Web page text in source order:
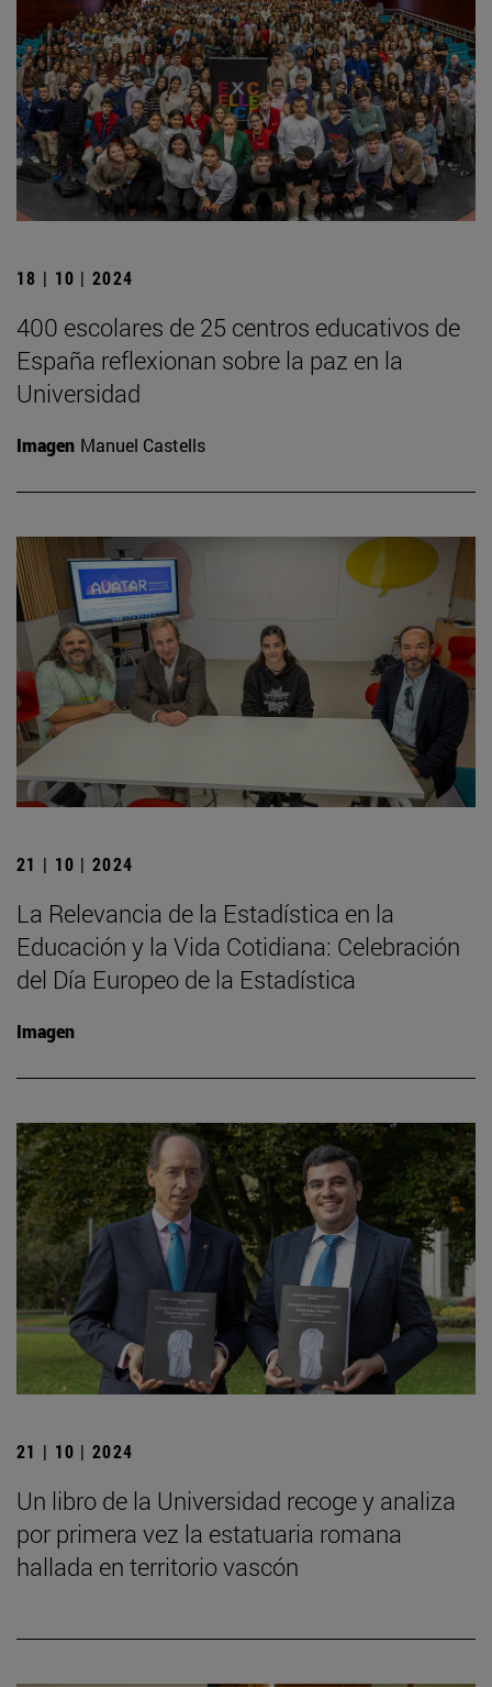
18 | 10 | 2024
400 escolares de 25 centros educativos de
España reflexionan sobre la paz en la
Universidad
Imagen Manuel Castells
21 | 10 | 2024
La Relevancia de la Estadística en la
Educación y la Vida Cotidiana: Celebración
del Día Europeo de la Estadística
Imagen
21 | 10 | 2024
Un libro de la Universidad recoge y analiza
por primera vez la estatuaria romana
hallada en territorio vascón